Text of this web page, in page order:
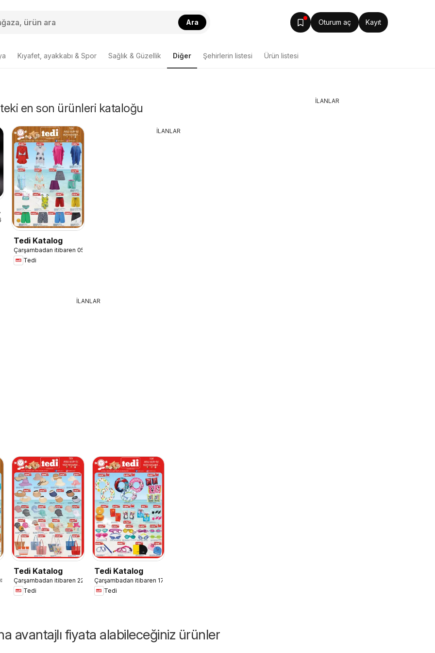
Ara Oturum aç Kayıt
Kıyafet, ayakkabı & Spor Sağlık & Güzellik Diğer Şehirlerin listesi Ürün listesi
en son ürünleri kataloğu
Tedi Katalog
Çarşambadan itibaren 05.08.2026
Tedi
İLANLAR
İLANLAR
Tedi Katalog
Çarşambadan itibaren 22.07.2026
Tedi
Tedi Katalog
Çarşambadan itibaren 17.06.2026
Tedi
avantajlı fiyata alabileceğiniz ürünler
İLANLAR